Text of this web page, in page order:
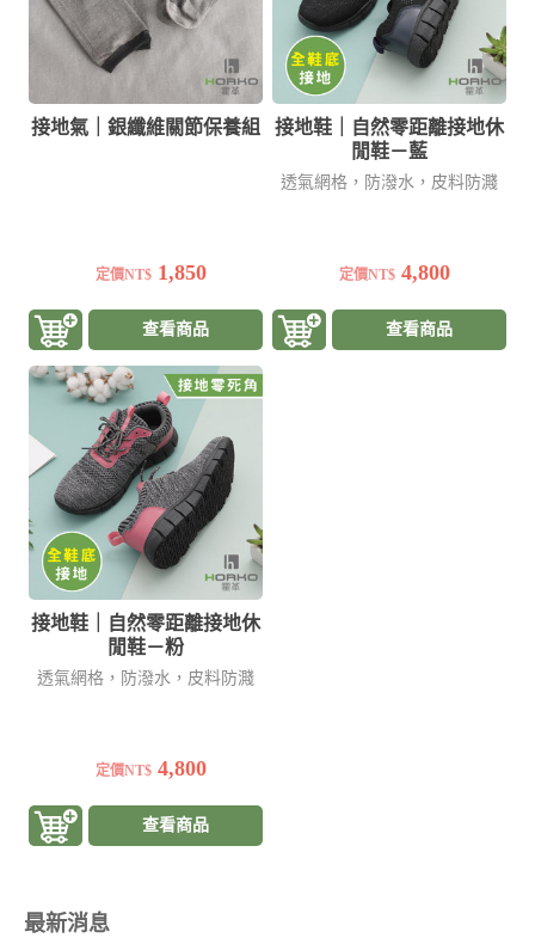
接地氣｜銀纖維關節保養組
定價NT$ 1,850
查看商品
接地鞋｜自然零距離接地休
閒鞋－藍
透氣網格，防潑水，皮料防濺
定價NT$ 4,800
查看商品
接地鞋｜自然零距離接地休
閒鞋－粉
透氣網格，防潑水，皮料防濺
定價NT$ 4,800
查看商品
最新消息